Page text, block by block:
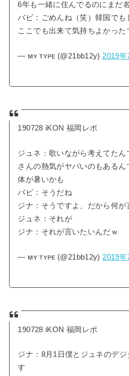
6年も一緒に住んでるのにまだ
バビ：ごめんね（笑）韓国でも
ここでも出来て気持ちよかった
— ᴍʏ ᴛʏᴘᴇ (@21bb12y) 2019年
190728 iKON 福岡レポ
ジュネ：歌いながら考えてた
さんの熱気がヤバいのもある
体が暑いかも
バビ：そうだね
ジナ：そうですよ、だから何が
ジュネ：それが
ジナ：それが言いたいんだｗ
— ᴍʏ ᴛʏᴘᴇ (@21bb12y) 2019年
190728 iKON 福岡レポ
ジナ：8月1日僕とジュネのデ
す